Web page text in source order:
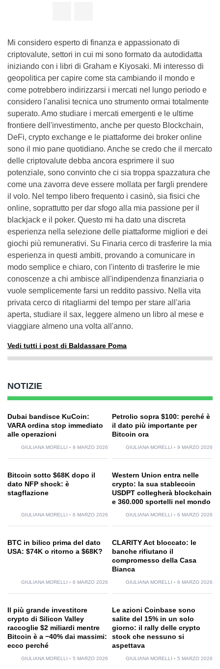
Mi considero esperto di finanza e appassionato di
criptovalute, settori in cui mi sono formato da autodidatta
iniziando con i libri di Graham e Kiyosaki. Mi interesso di
geopolitica per capire come sta cambiando il mondo e
come potrebbero indirizzarsi i mercati nel lungo periodo e
considero l'analisi tecnica uno strumento ormai totalmente
superato. Amo studiare i mercati emergenti e le ultime
frontiere dell'investimento, anche per questo Blockchain,
DeFi, crypto exchange e le piattaforme dei broker online
sono il mio pane quotidiano. Anche se credo che il mercato
delle criptovalute debba ancora esprimere il suo
potenziale, sono convinto che ci sia troppa spazzatura che
come una zavorra deve essere mollata per fargli prendere
il volo. Nel tempo libero frequento i casinò, sia fisici che
online, soprattutto per dar sfogo alla mia passione per il
blackjack e il poker. Questo mi ha dato una discreta
esperienza nella selezione delle piattaforme migliori e dei
giochi più remunerativi. Su Finaria cerco di trasferire la mia
esperienza in questi ambiti, provando a comunicare in
modo semplice e chiaro, con l'intento di trasferire le mie
conoscenze a chi ambisce all'indipendenza finanziaria o
vuole semplicemente farsi un reddito passivo. Nella vita
privata cerco di ritagliarmi del tempo per stare all'aria
aperta, studiare il sax, leggere almeno un libro al mese e
viaggiare almeno una volta all'anno.
Vedi tutti i post di Baldassare Poma
NOTIZIE
Dubai bandisce KuCoin:
VARA ordina stop immediato
alle operazioni
GIULIANA MORELLI 9 MARZO 2026
Petrolio sopra $100: perché è
il dato più importante per
Bitcoin ora
GIULIANA MORELLI 9 MARZO 2026
Bitcoin sotto $68K dopo il
dato NFP shock: è
stagflazione
GIULIANA MORELLI 6 MARZO 2026
Western Union entra nelle
crypto: la sua stablecoin
USDPT collegherà blockchain
e 360.000 sportelli nel mondo
GIULIANA MORELLI 6 MARZO 2026
BTC in bilico prima del dato
USA: $74K o ritorno a $68K?
GIULIANA MORELLI 6 MARZO 2026
CLARITY Act bloccato: le
banche rifiutano il
compromesso della Casa
Bianca
GIULIANA MORELLI 6 MARZO 2026
Il più grande investitore
crypto di Silicon Valley
raccoglie $2 miliardi mentre
Bitcoin è a −40% dai massimi:
ecco perché
GIULIANA MORELLI 5 MARZO 2026
Le azioni Coinbase sono
salite del 15% in un solo
giorno: il rally delle crypto
stock che nessuno si
aspettava
GIULIANA MORELLI 5 MARZO 2026